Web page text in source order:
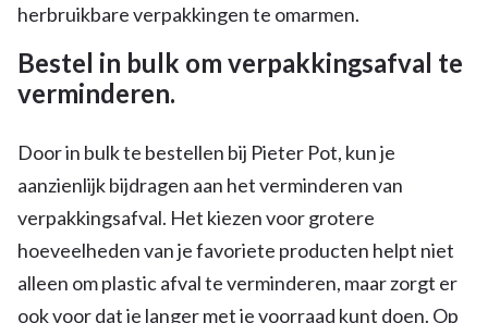
herbruikbare verpakkingen te omarmen.
Bestel in bulk om verpakkingsafval te
verminderen.
Door in bulk te bestellen bij Pieter Pot, kun je
aanzienlijk bijdragen aan het verminderen van
verpakkingsafval. Het kiezen voor grotere
hoeveelheden van je favoriete producten helpt niet
alleen om plastic afval te verminderen, maar zorgt er
ook voor dat je langer met je voorraad kunt doen. Op